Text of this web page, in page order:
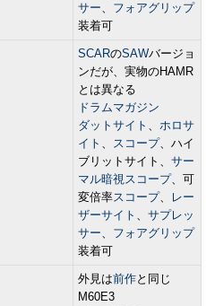
サー、 フォアグリップ
装着可
SCARのSAWバージョ
ンだが、実物のHAMR
とは異なる
ドラムマガジン
ダットサイト 、 ホロサ
イト 、 スコープ、ハイ
ブリットサイト、 サー
マル暗視スコープ、可
変倍率スコープ、
レー
ザーサイト 、 サプレッ
サー、 フォアグリップ
装着可
外見は前作と同じ
M60E3